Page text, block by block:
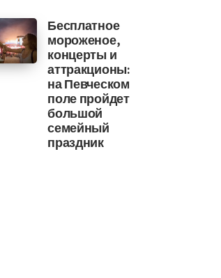
Бесплатное
мороженое,
концерты и
аттракционы:
на Певческом
поле пройдет
большой
семейный
праздник